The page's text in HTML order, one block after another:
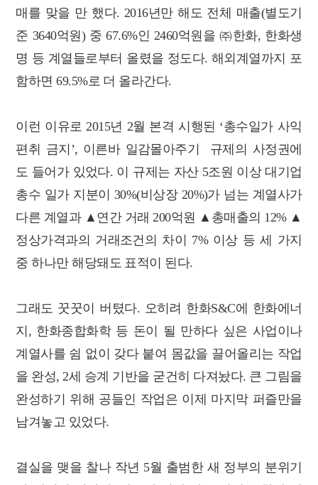
매를 맞을 만 했다. 2016년만 해도 전체 매출(별도기
준 3640억원) 중 67.6%인 2460억원을 ㈜한화, 한화생
명 등 계열들로부터 올렸을 정도다. 해외계열까지 포
함하면 69.5%로 더 올라간다.
이런 이유로 2015년 2월 본격 시행된 ‘총수일가 사익
편취 금지’, 이른바 일감몰아주기 규제의 사정권에
도 들어가 있었다. 이 규제는 자산 5조원 이상 대기업
총수 일가 지분이 30%(비상장 20%)가 넘는 계열사가
다른 계열과 ▲연간 거래 200억원 ▲총매출의 12% ▲
정상가격과의 거래조건의 차이 7% 이상 등 세 가지
중 하나만 해당돼도 표적이 된다.
그래도 꿋꿋이 버텼다. 오히려 한화S&C에 한화에너
지, 한화종합화학 등 돈이 될 만하다 싶은 사업이나
계열사를 쉼 없이 갖다 붙여 몸값을 끌어올리는 작업
을 완성, 2세 승계 기반을 굳건히 다져놨다. 큰 그림을
완성하기 위해 공들인 작업은 이제 마지막 퍼즐만을
남겨놓고 있었다.
결실을 맺을 찰나 작년 5월 출범한 새 정부의 분위기